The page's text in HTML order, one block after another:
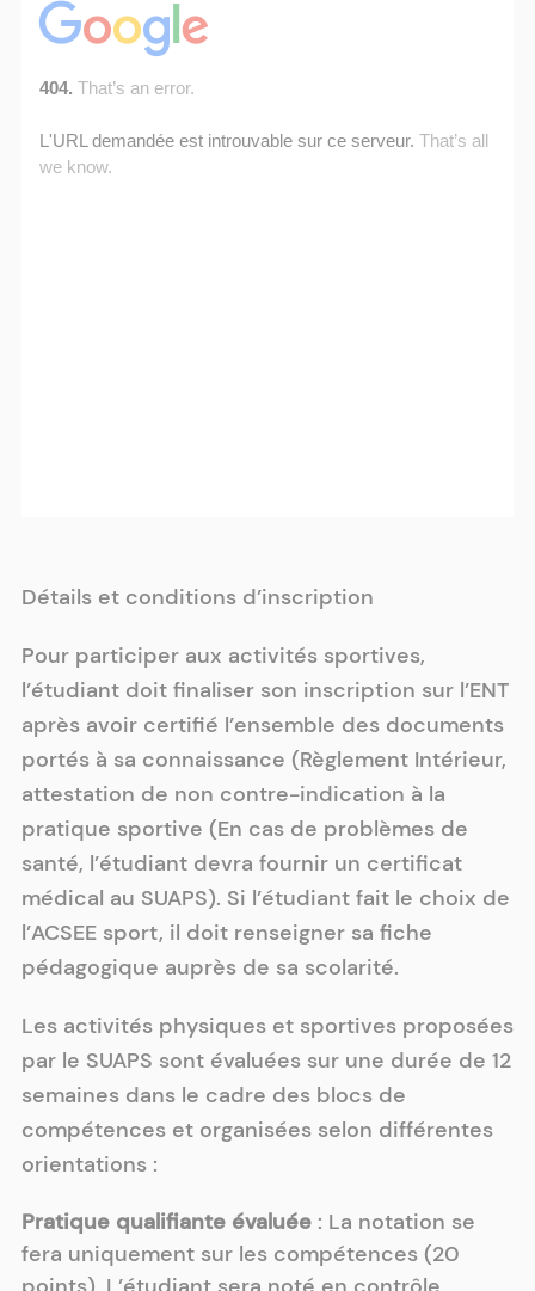
Détails et conditions d’inscription
Pour participer aux activités sportives,
l’étudiant doit finaliser son inscription sur l’ENT
après avoir certifié l’ensemble des documents
portés à sa connaissance (Règlement Intérieur,
attestation de non contre-indication à la
pratique sportive (En cas de problèmes de
santé, l’étudiant devra fournir un certificat
médical au SUAPS). Si l’étudiant fait le choix de
l’ACSEE sport, il doit renseigner sa fiche
pédagogique auprès de sa scolarité.
Les activités physiques et sportives proposées
par le SUAPS sont évaluées sur une durée de 12
semaines dans le cadre des blocs de
compétences et organisées selon différentes
orientations :
Pratique qualifiante évaluée: La notation se
fera uniquement sur les compétences (20